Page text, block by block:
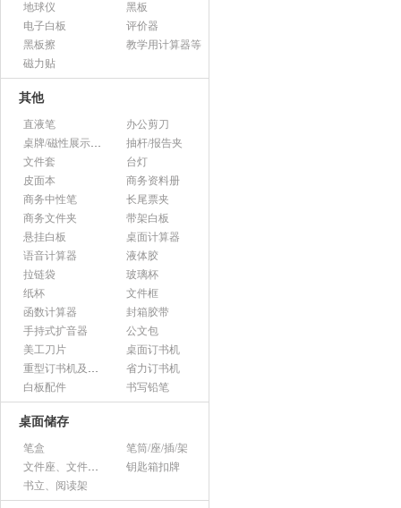
地球仪
黑板
电子白板
评价器
黑板擦
教学用计算器等
磁力贴
其他
直液笔
办公剪刀
桌牌/磁性展示帖/证件框
抽杆/报告夹
文件套
台灯
皮面本
商务资料册
商务中性笔
长尾票夹
商务文件夹
带架白板
悬挂白板
桌面计算器
语音计算器
液体胶
拉链袋
玻璃杯
纸杯
文件框
函数计算器
封箱胶带
手持式扩音器
公文包
美工刀片
桌面订书机
重型订书机及其它
省力订书机
白板配件
书写铅笔
桌面储存
笔盒
笔筒/座/插/架
文件座、文件架、文件框
钥匙箱扣牌
书立、阅读架